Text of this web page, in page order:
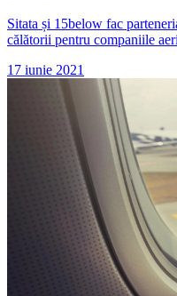
Sitata și 15below fac
călătorii pentru companiile
17 iunie 2021